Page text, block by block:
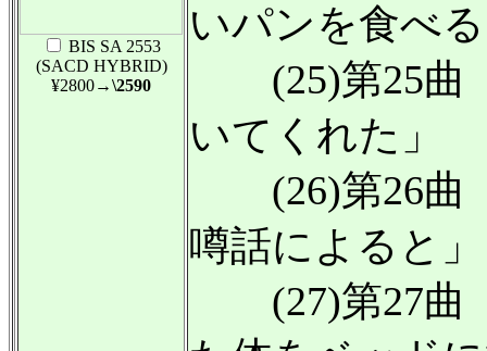
BIS SA 2553
(SACD HYBRID)
¥2800→\2590
いパンを食べ
(25)第25曲
いてくれた」
(26)第26曲
噂話によると」
(27)第27曲